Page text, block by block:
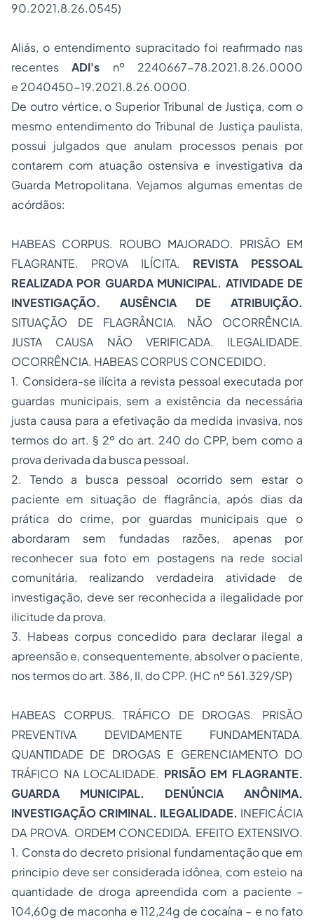
90.2021.8.26.0545)
Aliás, o entendimento supracitado foi reafirmado nas
recentesADI's nº 2240667-78.2021.8.26.0000
e 2040450-19.2021.8.26.0000.
De outro vértice, o Superior Tribunal de Justiça, com o
mesmo entendimento do Tribunal de Justiça paulista,
possui julgados que anulam processos penais por
contarem com atuação ostensiva e investigativa da
Guarda Metropolitana. Vejamos algumas ementas de
acórdãos:
HABEAS CORPUS. ROUBO MAJORADO. PRISÃO EM
FLAGRANTE. PROVA ILÍCITA. REVISTA PESSOAL
REALIZADA POR GUARDA MUNICIPAL. ATIVIDADE DE
INVESTIGAÇÃO. AUSÊNCIA DE ATRIBUIÇÃO.
SITUAÇÃO DE FLAGRÂNCIA. NÃO OCORRÊNCIA.
JUSTA CAUSA NÃO VERIFICADA. ILEGALIDADE.
OCORRÊNCIA. HABEAS CORPUS CONCEDIDO.
1. Considera-se ilícita a revista pessoal executada por
guardas municipais, sem a existência da necessária
justa causa para a efetivação da medida invasiva, nos
termos do art. § 2º do art. 240 do CPP, bem como a
prova derivada da busca pessoal.
2. Tendo a busca pessoal ocorrido sem estar o
paciente em situação de flagrância, após dias da
prática do crime, por guardas municipais que o
abordaram sem fundadas razões, apenas por
reconhecer sua foto em postagens na rede social
comunitária, realizando verdadeira atividade de
investigação, deve ser reconhecida a ilegalidade por
ilicitude da prova.
3. Habeas corpus concedido para declarar ilegal a
apreensão e, consequentemente, absolver o paciente,
nos termos do art. 386, II, do CPP. (HC nº 561.329/SP)
HABEAS CORPUS. TRÁFICO DE DROGAS. PRISÃO
PREVENTIVA DEVIDAMENTE FUNDAMENTADA.
QUANTIDADE DE DROGAS E GERENCIAMENTO DO
TRÁFICO NA LOCALIDADE. PRISÃO EM FLAGRANTE.
GUARDA MUNICIPAL. DENÚNCIA ANÔNIMA.
INVESTIGAÇÃO CRIMINAL. ILEGALIDADE. INEFICÁCIA
DA PROVA. ORDEM CONCEDIDA. EFEITO EXTENSIVO.
1. Consta do decreto prisional fundamentação que em
principio deve ser considerada idônea, com esteio na
quantidade de droga apreendida com a paciente –
104,60g de maconha e 112,24g de cocaína – e no fato